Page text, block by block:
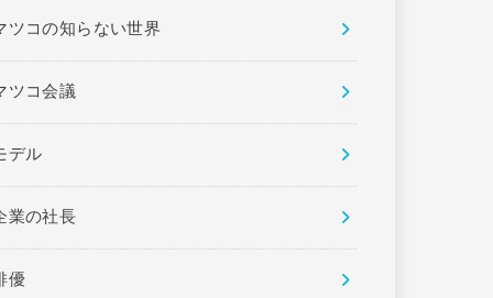
ツコの知らない世界
ツコ会議
デル
業の社長
優